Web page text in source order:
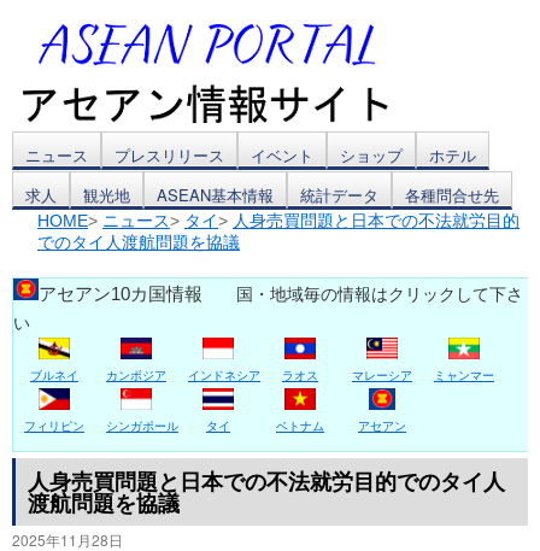
コ
ン
テ
ン
ツ
へ
ス
キ
ッ
ニュース プレスリリース イベント ショップ
ホテル
求人
観光地 ASEAN基本情報 統計データ 各種問合せ先
HOME> ニュース> タイ> 人身売買問題と日本での不法就労目的
でのタイ人渡航問題を協議
アセアン10カ国情報 国・地域毎の情報はクリックして下さ
い
ブルネイ カンボジア インドネシア ラオス マレーシア ミャンマー
フィリピン シンガポール タイ ベトナム アセアン
人身売買問題と日本での不法就労目的でのタイ人
渡航問題を協議
2025年11月28日